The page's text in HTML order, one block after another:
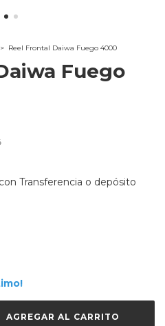
> Reel Frontal Daiwa Fuego 4000
Fuego
Transferencia o depósito